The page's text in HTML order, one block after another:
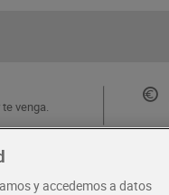
venga.
y accedemos a datos